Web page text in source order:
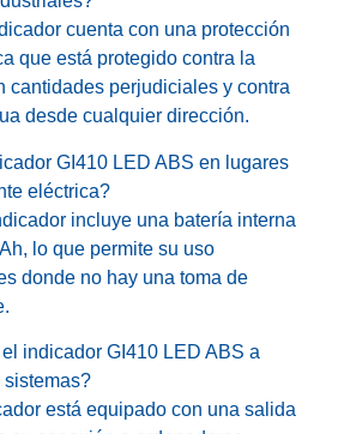
cuenta con una protección
que está protegido contra la
cantidades perjudiciales y contra
desde cualquier dirección.
GI410 LED ABS en lugares
eléctrica?
incluye una batería interna
lo que permite su uso
donde no hay una toma de
indicador GI410 LED ABS a
está equipado con una salida